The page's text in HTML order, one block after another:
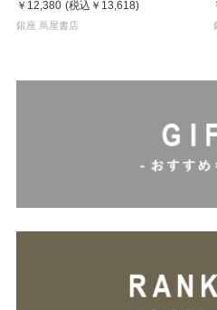
￥12,380 (税込 ￥13,618)
銀座 蔦屋書店